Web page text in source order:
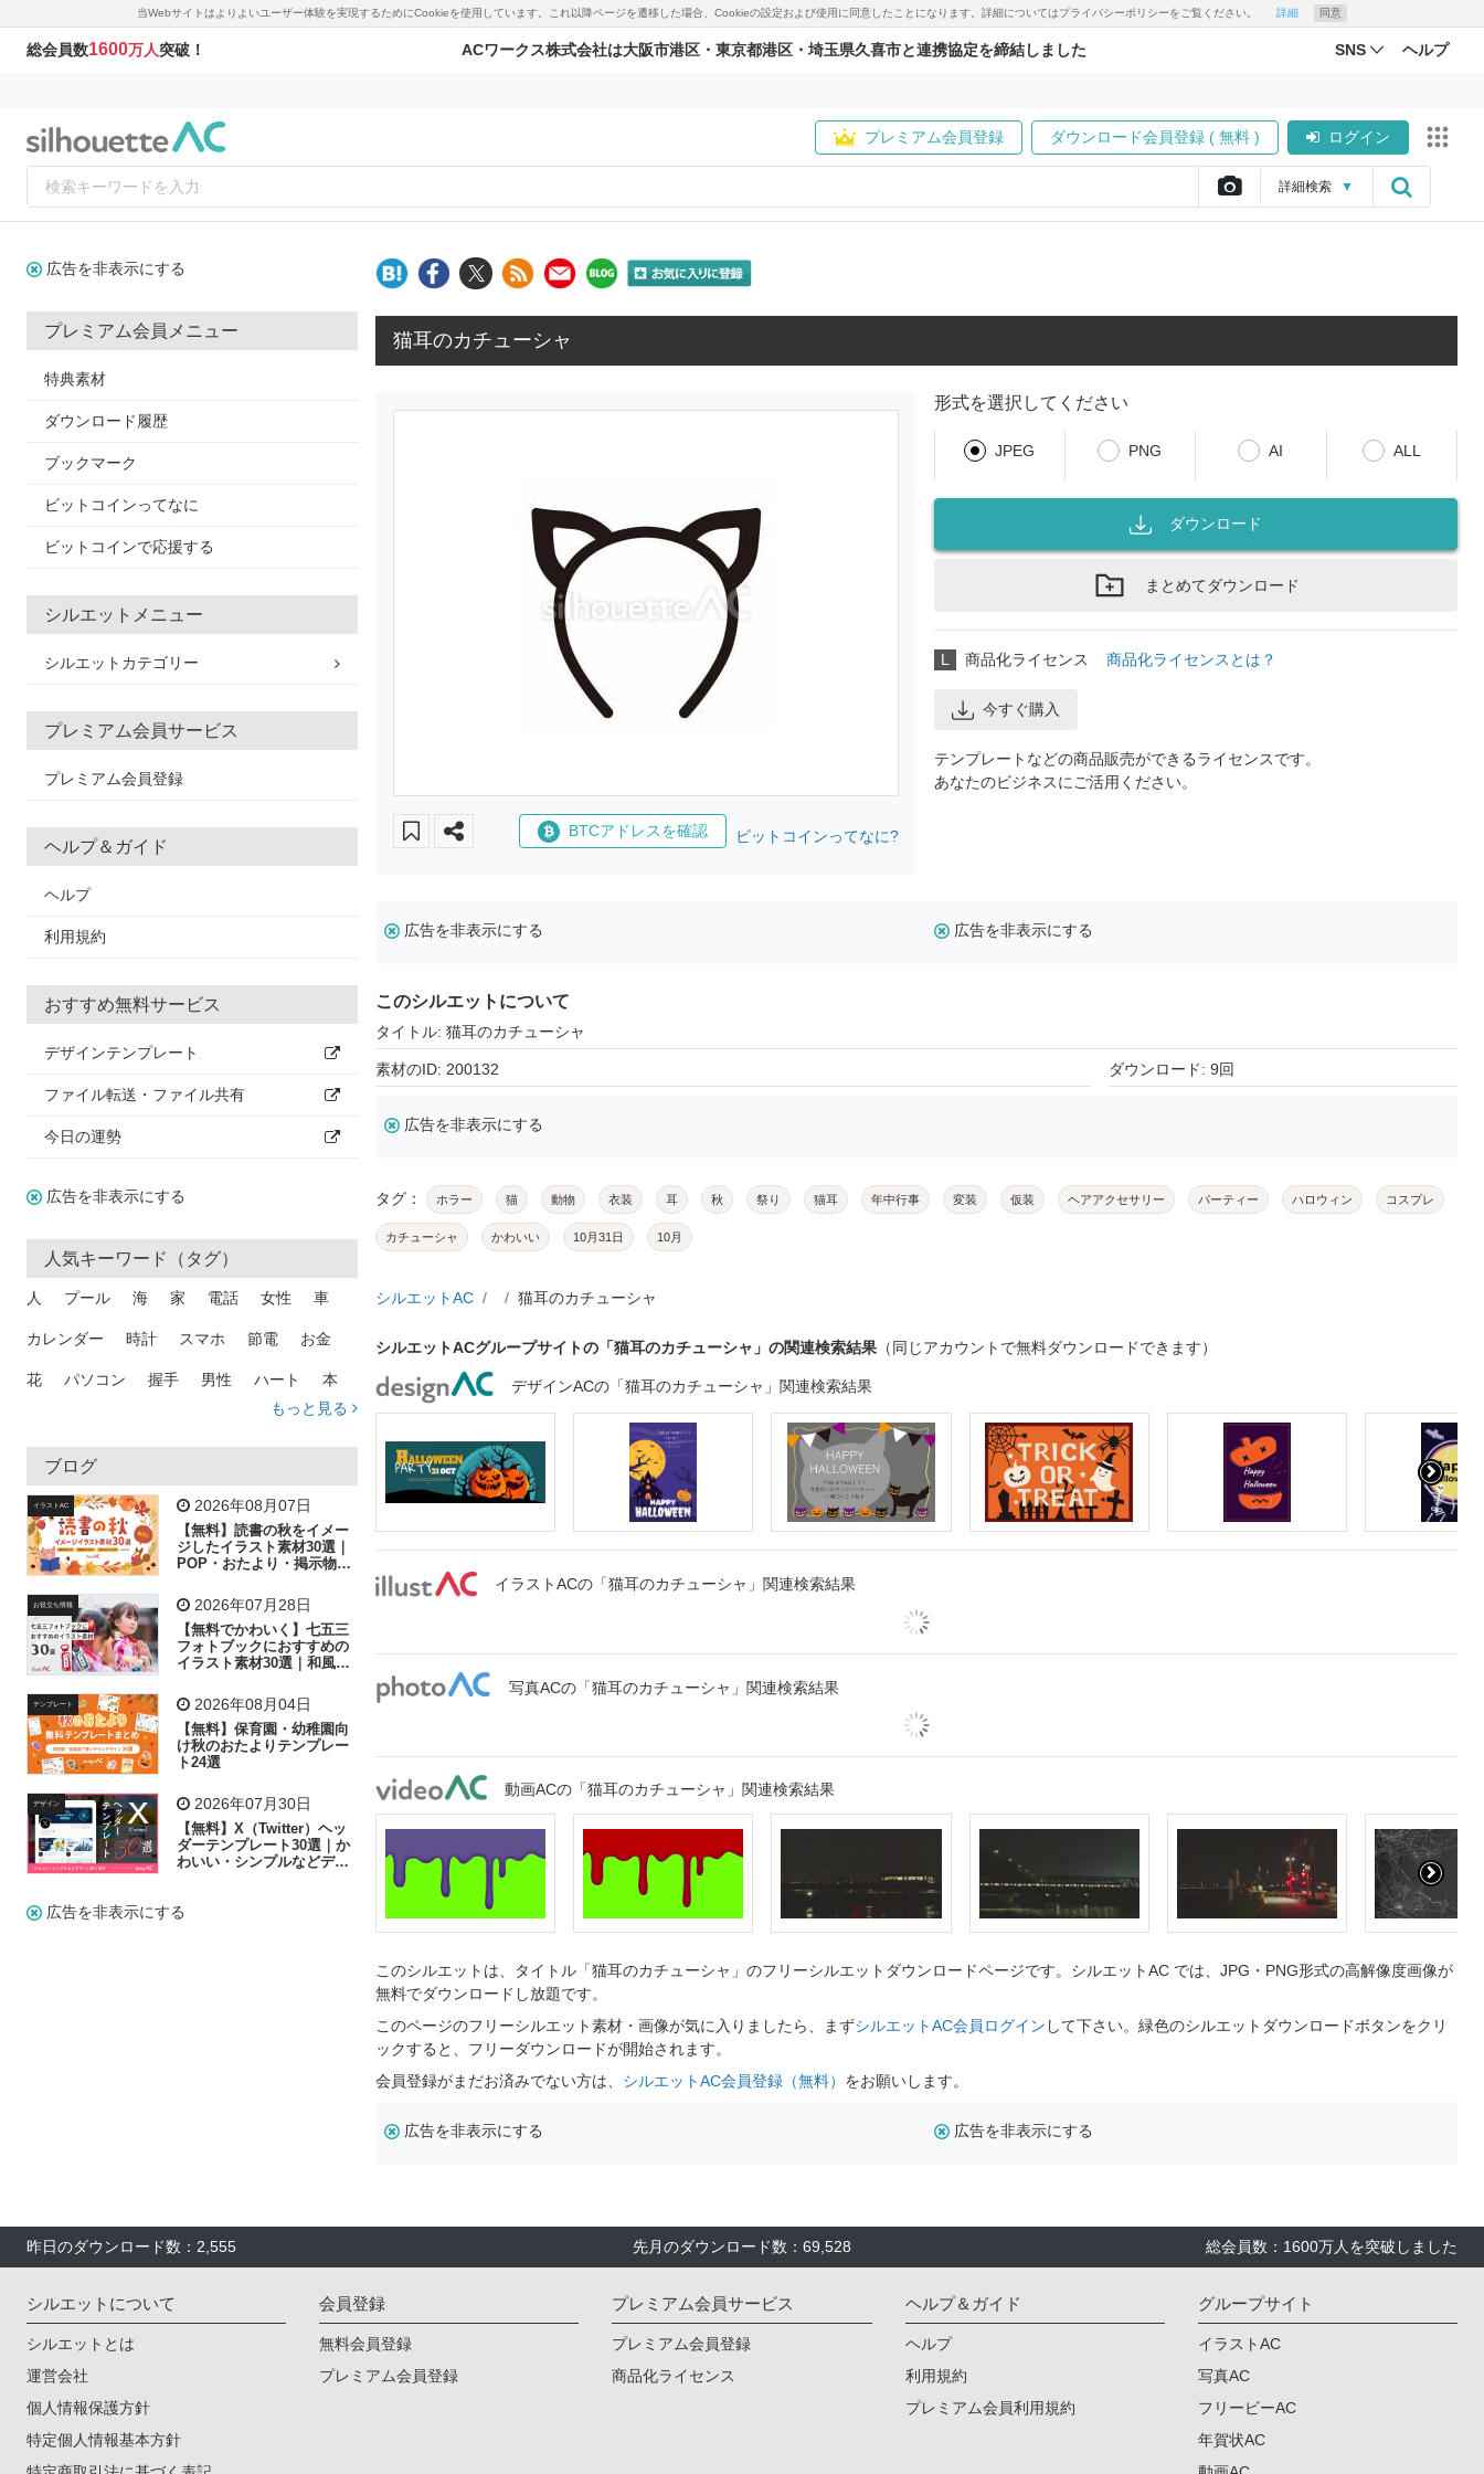
当Webサイトはよりよいユーザー体験を実現するためにCookieを使用しています。これ以降ページを遷移した場合、Cookieの設定および使用に同意したことになります。詳細についてはプライバシーポリシーをご覧ください。 詳細 同意
総会員数1600万人突破！ ACワークス株式会社は大阪市港区・東京都港区・埼玉県久喜市と連携協定を締結しました SNS ヘルプ
プレミアム会員登録 ダウンロード会員登録 ( 無料 ) ログイン
詳細検索 ▼
広告を非表示にする
プレミアム会員メニュー
特典素材
ダウンロード履歴
ブックマーク
ビットコインってなに
ビットコインで応援する
シルエットメニュー
シルエットカテゴリー
プレミアム会員サービス
プレミアム会員登録
ヘルプ＆ガイド
ヘルプ
利用規約
おすすめ無料サービス
デザインテンプレート
ファイル転送・ファイル共有
今日の運勢
広告を非表示にする
人気キーワード（タグ）
人 プール 海 家 電話 女性 車
カレンダー 時計 スマホ 節電 お金
花 パソコン 握手 男性 ハート 本
トラック 木
吹き出し
飛行機 グラフ ビル 魚 家族 書類
歩く 工場 会社 太陽 キラキラ
子供 作業員 葉 相談 ピクトグラム
もっと見る
ブログ
イラストAC 2026年08月07日
【無料】読書の秋をイメー
ジしたイラスト素材30選｜
POP・おたより・掲示物に
お役立ち情報 2026年07月28日
【無料でかわいく】七五三
フォトブックにおすすめの
イラスト素材30選｜和風の
テンプレート 2026年08月04日
【無料】保育園・幼稚園向
け秋のおたよりテンプレー
ト24選
デザイン 2026年07月30日
【無料】X（Twitter）ヘッ
ダーテンプレート30選｜か
わいい・シンプルなどデザ
広告を非表示にする
猫耳のカチューシャ
BTCアドレスを確認 ビットコインってなに?
形式を選択してください
JPEG PNG AI ALL
ダウンロード
まとめてダウンロード
L 商品化ライセンス 商品化ライセンスとは？
今すぐ購入
テンプレートなどの商品販売ができるライセンスです。
あなたのビジネスにご活用ください。
広告を非表示にする 広告を非表示にする
このシルエットについて
タイトル: 猫耳のカチューシャ
素材のID: 200132 ダウンロード: 9回
広告を非表示にする
タグ： ホラー 猫 動物 衣装 耳 秋 祭り 猫耳 年中行事 変装 仮装 ヘアアクセサリー パーティー ハロウィン コスプレ
カチューシャ かわいい 10月31日 10月
シルエットAC 猫耳のカチューシャ
シルエットACグループサイトの「猫耳のカチューシャ」の関連検索結果 （同じアカウントで無料ダウンロードできます）
デザインACの「猫耳のカチューシャ」関連検索結果
イラストACの「猫耳のカチューシャ」関連検索結果
写真ACの「猫耳のカチューシャ」関連検索結果
動画ACの「猫耳のカチューシャ」関連検索結果
このシルエットは、タイトル「猫耳のカチューシャ」のフリーシルエットダウンロードページです。シルエットAC では、JPG・PNG形式の高解像度画像が
無料でダウンロードし放題です。
このページのフリーシルエット素材・画像が気に入りましたら、まずシルエットAC会員ログイン して下さい。緑色のシルエットダウンロードボタンをクリ
ックすると、フリーダウンロードが開始されます。
会員登録がまだお済みでない方は、 シルエットAC会員登録（無料） をお願いします。
広告を非表示にする 広告を非表示にする
昨日のダウンロード数：2,555 先月のダウンロード数：69,528 総会員数：1600万人を突破しました
シルエットについて
シルエットとは
運営会社
個人情報保護方針
特定個人情報基本方針
会員登録
無料会員登録
プレミアム会員登録
プレミアム会員サービス
プレミアム会員登録
商品化ライセンス
ヘルプ＆ガイド
ヘルプ
利用規約
プレミアム会員利用規約
グループサイト
イラストAC
写真AC
フリービーAC
年賀状AC